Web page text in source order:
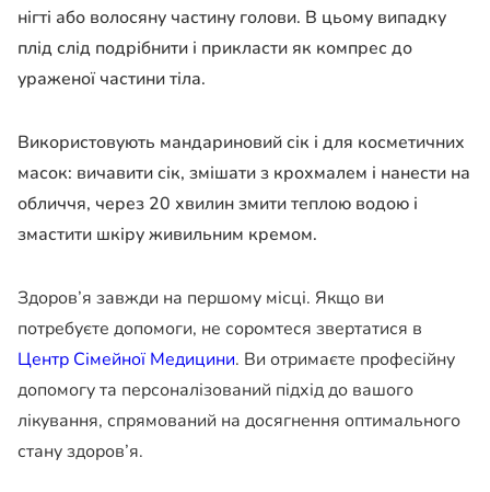
нігті або волосяну частину голови. В цьому випадку
плід слід подрібнити і прикласти як компрес до
ураженої частини тіла.
Використовують мандариновий сік і для косметичних
масок: вичавити сік, змішати з крохмалем і нанести на
обличчя, через 20 хвилин змити теплою водою і
змастити шкіру живильним кремом.
Здоров’я завжди на першому місці. Якщо ви
потребуєте допомоги, не соромтеся звертатися в
Центр Сімейної Медицини. Ви отримаєте професійну
допомогу та персоналізований підхід до вашого
лікування, спрямований на досягнення оптимального
стану здоров’я.